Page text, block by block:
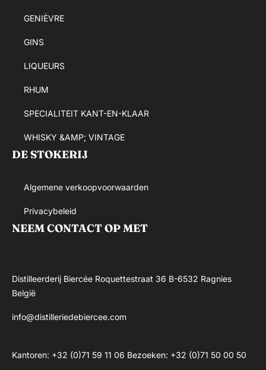
GENIÈVRE
GINS
LIQUEURS
RHUM
SPECIALITEIT KANT-EN-KLAAR
WHISKY &AMP; VINTAGE
DE STOKERIJ
Algemene verkoopvoorwaarden
Privacybeleid
NEEM CONTACT OP MET
Distilleerderij Biercée Roquettestraat 36 B-6532 Ragnies
België
info@distilleriedebiercee.com
Kantoren: +32 (0)71 59 11 06 Bezoeken: +32 (0)71 50 00 50